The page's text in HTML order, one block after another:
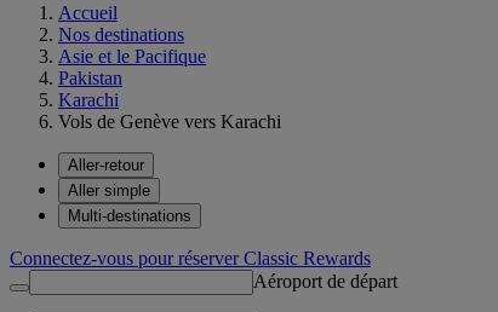
Accueil
Nos destinations
Asie et le Pacifique
Pakistan
Karachi
Vols de Genève vers Karachi
Aller-retour
Aller simple
Multi-destinations
Connectez-vous pour réserver Classic Rewards
Aéroport de départ